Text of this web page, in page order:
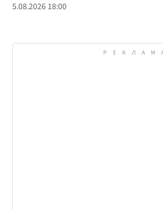
5.08.2026 18:00